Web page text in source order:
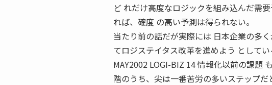
ど れだけ高度なロジックを組み込んだ需
れば、確度 の高い予測は得られない。
当たり前の話だが実際には 日本企業の多
てロジステイタス改革を進めよう としてい
MAY2002 LOGI-BIZ 14 情報化以前の課題
階のうち、尖は一番苦労の多いステップだ